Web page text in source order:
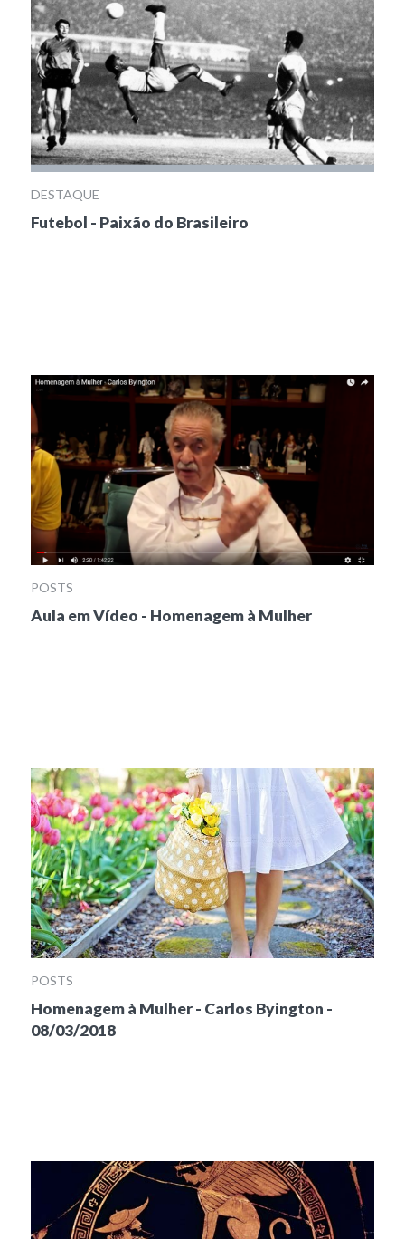
DESTAQUE
Futebol - Paixão do Brasileiro
POSTS
Aula em Vídeo - Homenagem à Mulher
POSTS
Homenagem à Mulher - Carlos Byington -
08/03/2018